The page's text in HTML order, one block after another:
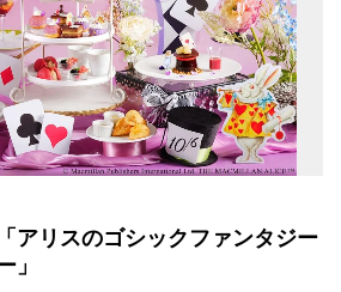
アリスのゴシックファンタジー
」